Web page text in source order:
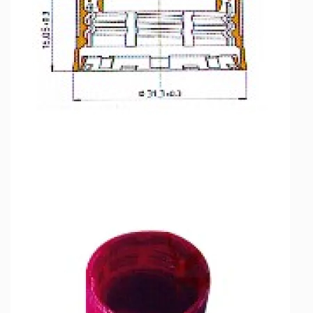
En el futuro, continuaremos adhiriéndose a la
innovación independiente, mejorando
continuamente el nivel de inteligencia de equipos
de moldeo por compresión de tapas de botellas y